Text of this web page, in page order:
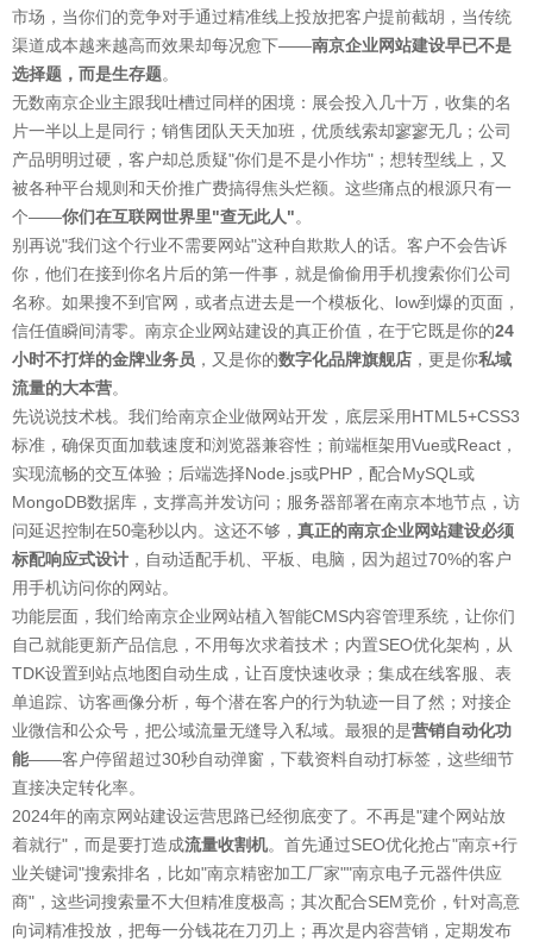
市场，当你们的竞争对手通过精准线上投放把客户提前截胡，当传统
渠道成本越来越高而效果却每况愈下——南京企业网站建设早已不是
选择题，而是生存题。
无数南京企业主跟我吐槽过同样的困境：展会投入几十万，收集的名
片一半以上是同行；销售团队天天加班，优质线索却寥寥无几；公司
产品明明过硬，客户却总质疑"你们是不是小作坊"；想转型线上，又
被各种平台规则和天价推广费搞得焦头烂额。这些痛点的根源只有一
个——你们在互联网世界里"查无此人"。
别再说"我们这个行业不需要网站"这种自欺欺人的话。客户不会告诉
你，他们在接到你名片后的第一件事，就是偷偷用手机搜索你们公司
名称。如果搜不到官网，或者点进去是一个模板化、low到爆的页面，
信任值瞬间清零。南京企业网站建设的真正价值，在于它既是你的24
小时不打烊的金牌业务员 ，又是你的数字化品牌旗舰店 ，更是你私域
流量的大本营。
先说说技术栈。我们给南京企业做网站开发，底层采用HTML5+CSS3
标准，确保页面加载速度和浏览器兼容性；前端框架用Vue或React，
实现流畅的交互体验；后端选择Node.js或PHP，配合MySQL或
MongoDB数据库，支撑高并发访问；服务器部署在南京本地节点，访
问延迟控制在50毫秒以内。这还不够， 真正的南京企业网站建设必须
标配响应式设计 ，自动适配手机、平板、电脑，因为超过70%的客户
用手机访问你的网站。
功能层面，我们给南京企业网站植入智能CMS内容管理系统，让你们
自己就能更新产品信息，不用每次求着技术；内置SEO优化架构，从
TDK设置到站点地图自动生成，让百度快速收录；集成在线客服、表
单追踪、访客画像分析，每个潜在客户的行为轨迹一目了然；对接企
业微信和公众号，把公域流量无缝导入私域。最狠的是营销自动化功
能——客户停留超过30秒自动弹窗，下载资料自动打标签，这些细节
直接决定转化率。
2024年的南京网站建设运营思路已经彻底变了。不再是"建个网站放
着就行"，而是要打造成流量收割机。首先通过SEO优化抢占"南京+行
业关键词"搜索排名，比如"南京精密加工厂家""南京电子元器件供应
商"，这些词搜索量不大但精准度极高；其次配合SEM竞价，针对高意
向词精准投放，把每一分钱花在刀刃上；再次是内容营销，定期发布